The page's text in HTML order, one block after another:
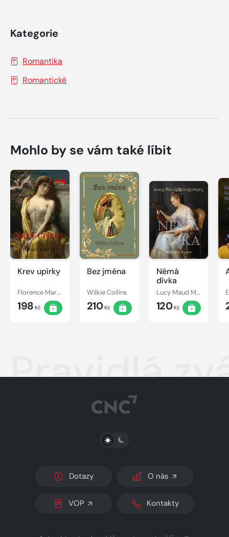
Kategorie
Romantika
Romantické
Mohlo by se vám také líbit
Krev upírky
Florence Marryat
198 Kč
Bez jména
Wilkie Collins
210Kč
Němá
dívka
Lucy Maud Montgomery
120Kč
Pravidlá
PŘEPNOUT SVĚTLÝ/TMAVÝ REŽIM
Dotazy O nás
VOP Kontakty